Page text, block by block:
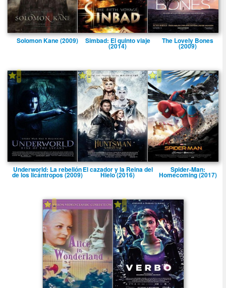
Solomon Kane (2009) Simbad: El quinto viaje
(2014)
The Lovely Bones
(2009)
-
Underworld: La rebelión
de los licántropos (2009)
-
El cazador y la Reina del
Hielo (2016)
-
Spider-Man:
Homecoming (2017)
- -